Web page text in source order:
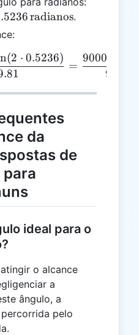
radianos.
R = \frac{(300)^2
n(2 ⋅ 0.5236)
=
9.81
90000
da
de
para
ideal para o
o alcance
a
ângulo, a
pelo